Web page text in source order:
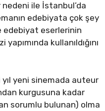
ile İstanbul’da
edebiyata çok şey
edebiyat eserlerinin
kullanıldığını
yıl yeni sinemada auteur
kurgusuna kadar
sorumlu bulunan) olma